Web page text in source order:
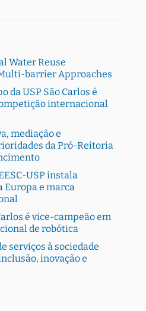
Water Reuse
barrier Approaches
da USP São Carlos é
internacional
mediação e
da Pró-Reitoria
USP instala
e marca
é vice-campeão em
de robótica
serviços à sociedade
inovação e